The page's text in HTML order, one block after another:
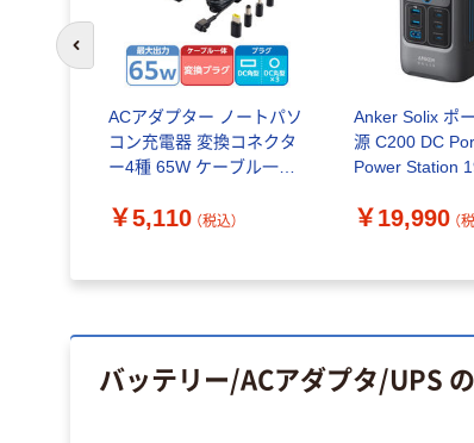
ACアダプター ノートパソ
コン充電器 変換コネクタ
ー4種 65W ケーブル一体
レコム 1個
￥5,110 （税込）
Anker Solix ポ
源 C200 DC
Power Station
￥19,990 （
前のスライドへ
バッテリー/ACアダプタ/UPS